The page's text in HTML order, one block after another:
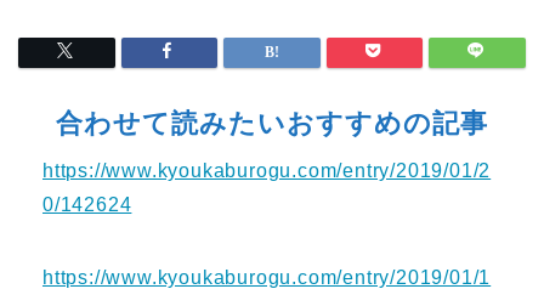
合わせて読みたいおすすめの記事
https://www.kyoukaburogu.com/entry/2019/01/2
0/142624
https://www.kyoukaburogu.com/entry/2019/01/1